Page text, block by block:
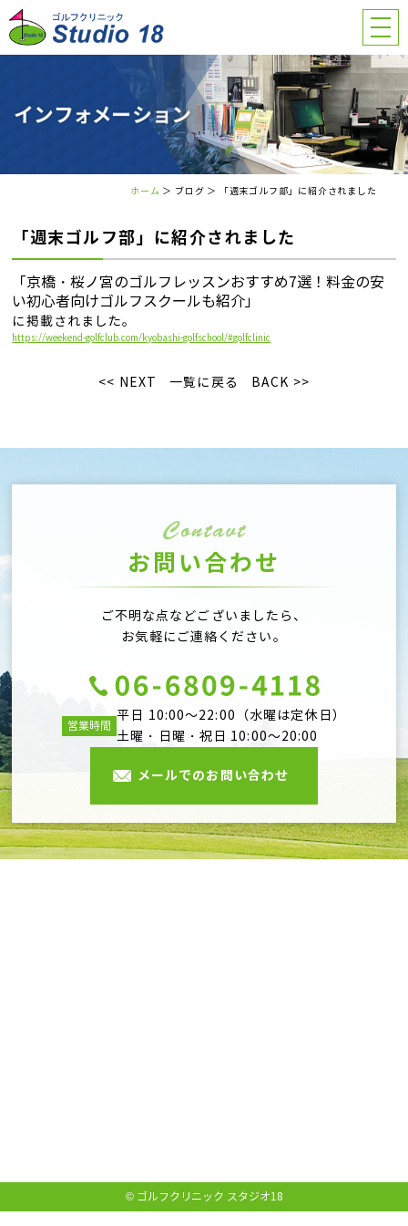
ホーム ＞ ブログ ＞ 「週末ゴルフ部」に紹介されました
「週末ゴルフ部」に紹介されました
「京橋・桜ノ宮のゴルフレッスンおすすめ7選！料金の安
い初心者向けゴルフスクールも紹介」
に掲載されました。
https://weekend-golfclub.com/kyobashi-golfschool/#golfclinic
<< NEXT 一覧に戻る BACK >>
お問い合わせ
ご不明な点などございましたら、
お気軽にご連絡ください。
営業時間
平日 10:00～22:00（水曜は定休日）
土曜・日曜・祝日 10:00～20:00
メールでのお問い合わせ
© ゴルフクリニック スタジオ18